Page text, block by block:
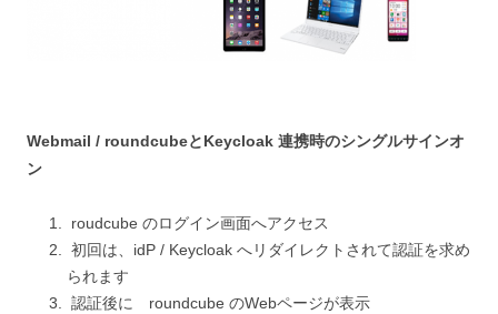
Webmail / roundcubeとKeycloak 連携時のシングルサインオ
ン
roudcube のログイン画面へアクセス
初回は、idP / Keycloak へリダイレクトされて認証を求め
られます
認証後に roundcube のWebページが表示